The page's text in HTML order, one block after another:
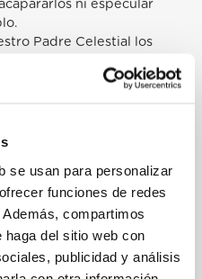
se usan para personalizar
funciones de redes
compartimos
del sitio web con
publicidad y análisis
ni especular
Padre Celestial los
carece de un techo.
de libertad o para
Ustedes están
menos difíciles, menos